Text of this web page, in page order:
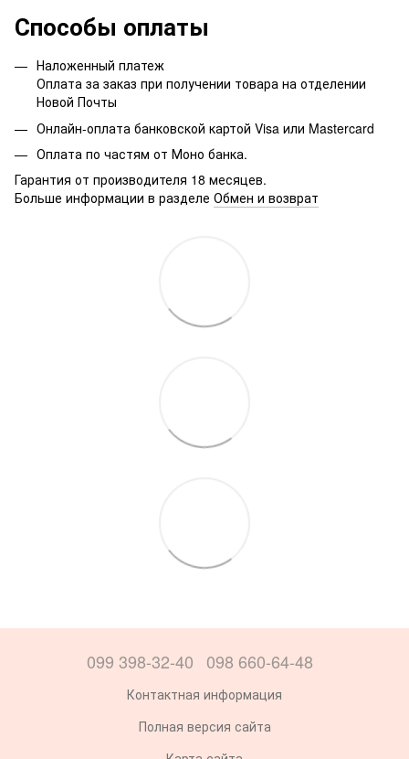
Способы оплаты
Наложенный платеж
Оплата за заказ при получении товара на отделении
Новой Почты
Онлайн-оплата банковской картой Visa или Mastercard
Оплата по частям от Моно банка.
Гарантия от производителя 18 месяцев.
Больше информации в разделе Обмен и возврат
099 398-32-40 098 660-64-48
Контактная информация
Полная версия сайта